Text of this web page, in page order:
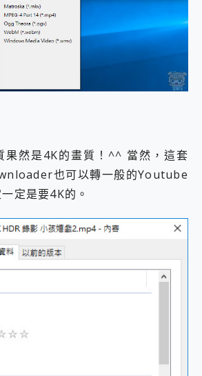
果然是4K的畫質！^^ 當然，這套
也可以轉一般的Youtube
定是要4K的。